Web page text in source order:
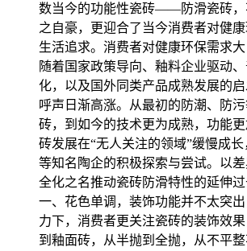
数当今的功能性瓷砖——防滑瓷砖，
之自豪，更迎合了当今消费者对健
生活追求。消费者对健康环保需求
随着国家政策导向、釉料企业驱动
化，以及国外同类产品成熟发展的
呼声日渐高涨。从最初的防潮、防
砖，到如今的技术更为成熟，功能
砖发展在“无人关注的领域”缓慢成
等知名陶企的积极探索与尝试。以
全化之名推动瓷砖防滑特性的延伸
一、花色单调，装饰功能并不太突
力下，消费者更关注瓷砖的装饰效
到釉面砖，从半抛到全抛，从不平